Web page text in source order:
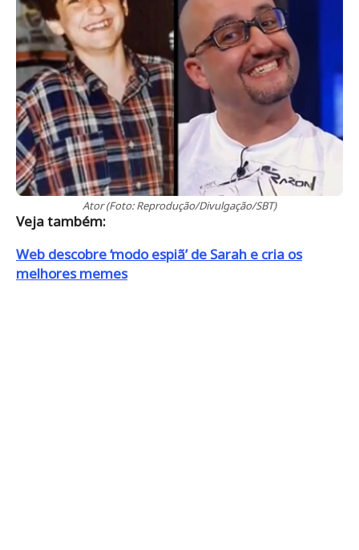
Ator (Foto: Reprodução/Divulgação/SBT)
Veja também:
Web descobre ‘modo espiã’ de Sarah e cria os
melhores memes